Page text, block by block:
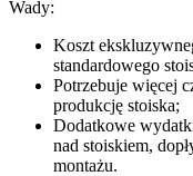
Wady:
Koszt
standardowego
Potrzebuje więcej
produkcję stoiska;
Dodatkowe
nad stoiskiem,
montażu.